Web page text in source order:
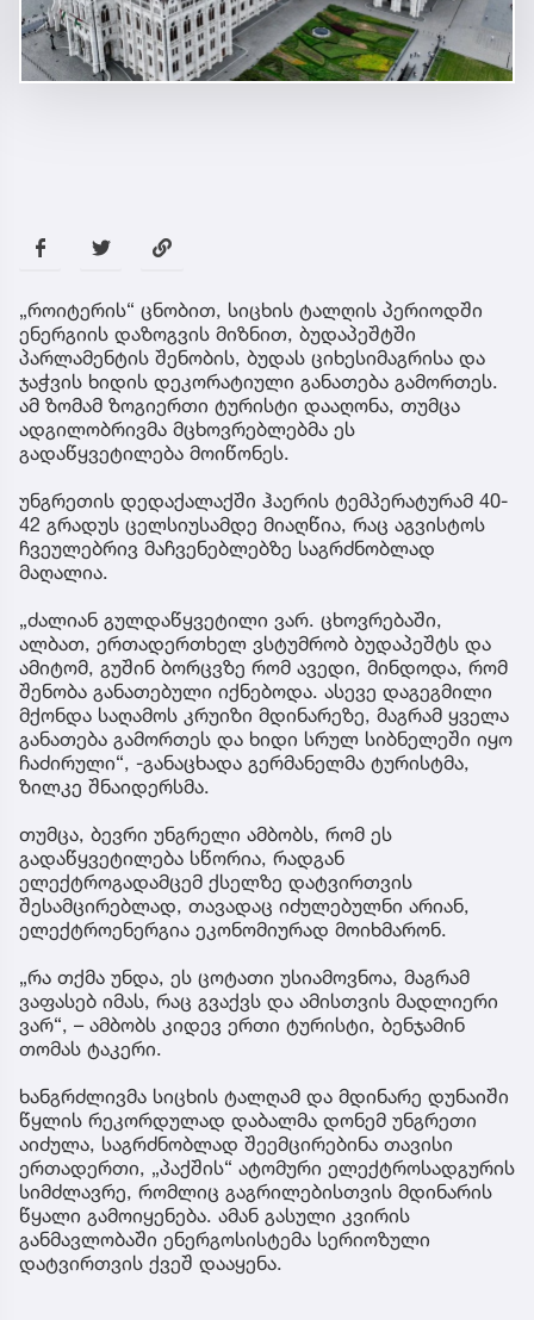
„როიტერის“ ცნობით, სიცხის ტალღის პერიოდში
ენერგიის დაზოგვის მიზნით, ბუდაპეშტში
პარლამენტის შენობის, ბუდას ციხესიმაგრისა და
ჯაჭვის ხიდის დეკორატიული განათება გამორთეს.
ამ ზომამ ზოგიერთი ტურისტი დააღონა, თუმცა
ადგილობრივმა მცხოვრებლებმა ეს
გადაწყვეტილება მოიწონეს.
უნგრეთის დედაქალაქში ჰაერის ტემპერატურამ 40-
42 გრადუს ცელსიუსამდე მიაღწია, რაც აგვისტოს
ჩვეულებრივ მაჩვენებლებზე საგრძნობლად
მაღალია.
„ძალიან გულდაწყვეტილი ვარ. ცხოვრებაში,
ალბათ, ერთადერთხელ ვსტუმრობ ბუდაპეშტს და
ამიტომ, გუშინ ბორცვზე რომ ავედი, მინდოდა, რომ
შენობა განათებული იქნებოდა. ასევე დაგეგმილი
მქონდა საღამოს კრუიზი მდინარეზე, მაგრამ ყველა
განათება გამორთეს და ხიდი სრულ სიბნელეში იყო
ჩაძირული“, -განაცხადა გერმანელმა ტურისტმა,
ზილკე შნაიდერსმა.
თუმცა, ბევრი უნგრელი ამბობს, რომ ეს
გადაწყვეტილება სწორია, რადგან
ელექტროგადამცემ ქსელზე დატვირთვის
შესამცირებლად, თავადაც იძულებულნი არიან,
ელექტროენერგია ეკონომიურად მოიხმარონ.
„რა თქმა უნდა, ეს ცოტათი უსიამოვნოა, მაგრამ
ვაფასებ იმას, რაც გვაქვს და ამისთვის მადლიერი
ვარ“, – ამბობს კიდევ ერთი ტურისტი, ბენჯამინ
თომას ტაკერი.
ხანგრძლივმა სიცხის ტალღამ და მდინარე დუნაიში
წყლის რეკორდულად დაბალმა დონემ უნგრეთი
აიძულა, საგრძნობლად შეემცირებინა თავისი
ერთადერთი, „პაქშის“ ატომური ელექტროსადგურის
სიმძლავრე, რომლიც გაგრილებისთვის მდინარის
წყალი გამოიყენება. ამან გასული კვირის
განმავლობაში ენერგოსისტემა სერიოზული
დატვირთვის ქვეშ დააყენა.